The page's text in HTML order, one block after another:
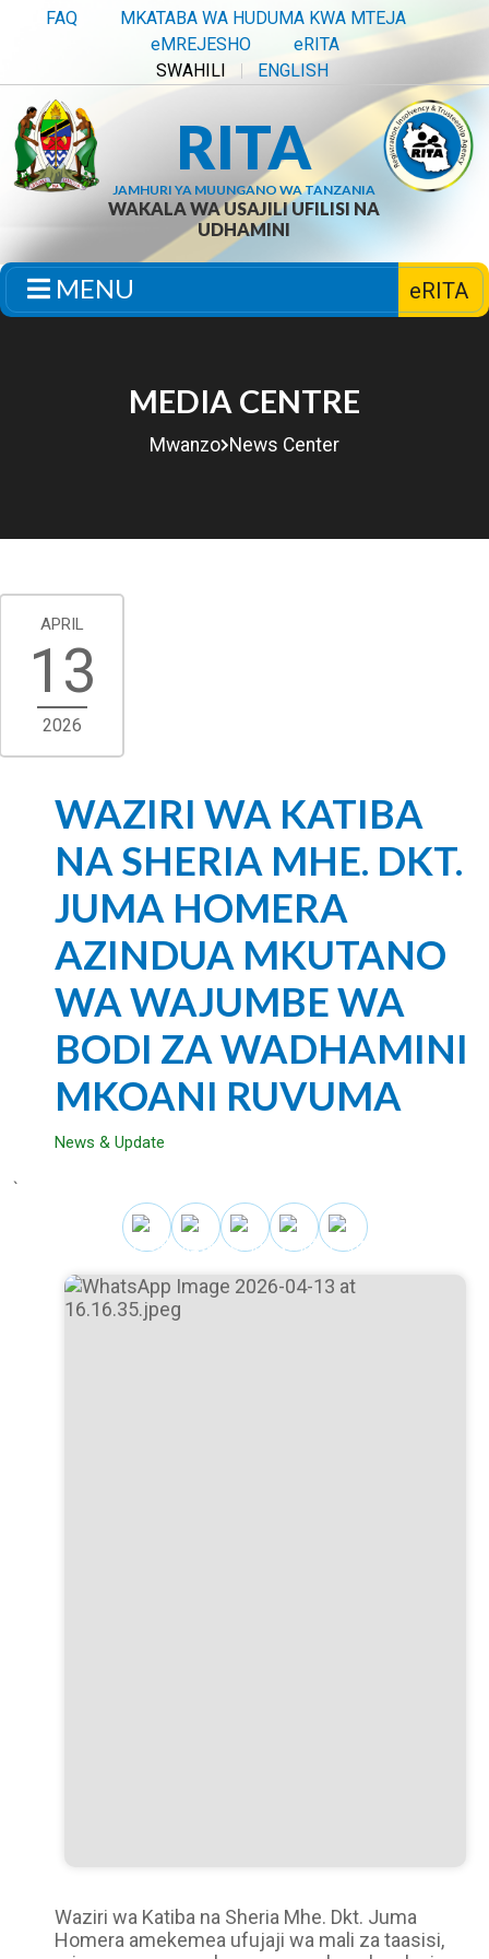
FAQ
MKATABA WA HUDUMA KWA MTEJA
eMREJESHO
eRITA
SWAHILI
ENGLISH
RITA
JAMHURI YA MUUNGANO WA TANZANIA
WAKALA WA USAJILI UFILISI NA
UDHAMINI
MENU eRITA
MEDIA CENTRE
Mwanzo News Center
APRIL
13
2026
WAZIRI WA KATIBA
NA SHERIA MHE. DKT.
JUMA HOMERA
AZINDUA MKUTANO
WA WAJUMBE WA
BODI ZA WADHAMINI
MKOANI RUVUMA
News & Update
`
Waziri wa Katiba na Sheria Mhe. Dkt. Juma
Homera amekemea ufujaji wa mali za taasisi,